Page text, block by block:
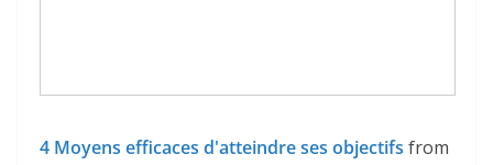
4 Moyens efficaces d'atteindre ses objectifs from